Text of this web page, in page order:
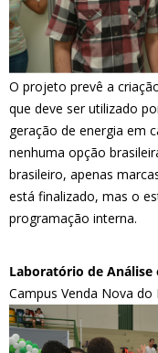
O projeto prevê a
que deve ser utilizado
geração de energia em
nenhuma opção
brasileiro, apenas
está finalizado, mas o
programação interna.
Laboratório de Análise
Campus Venda Nova do